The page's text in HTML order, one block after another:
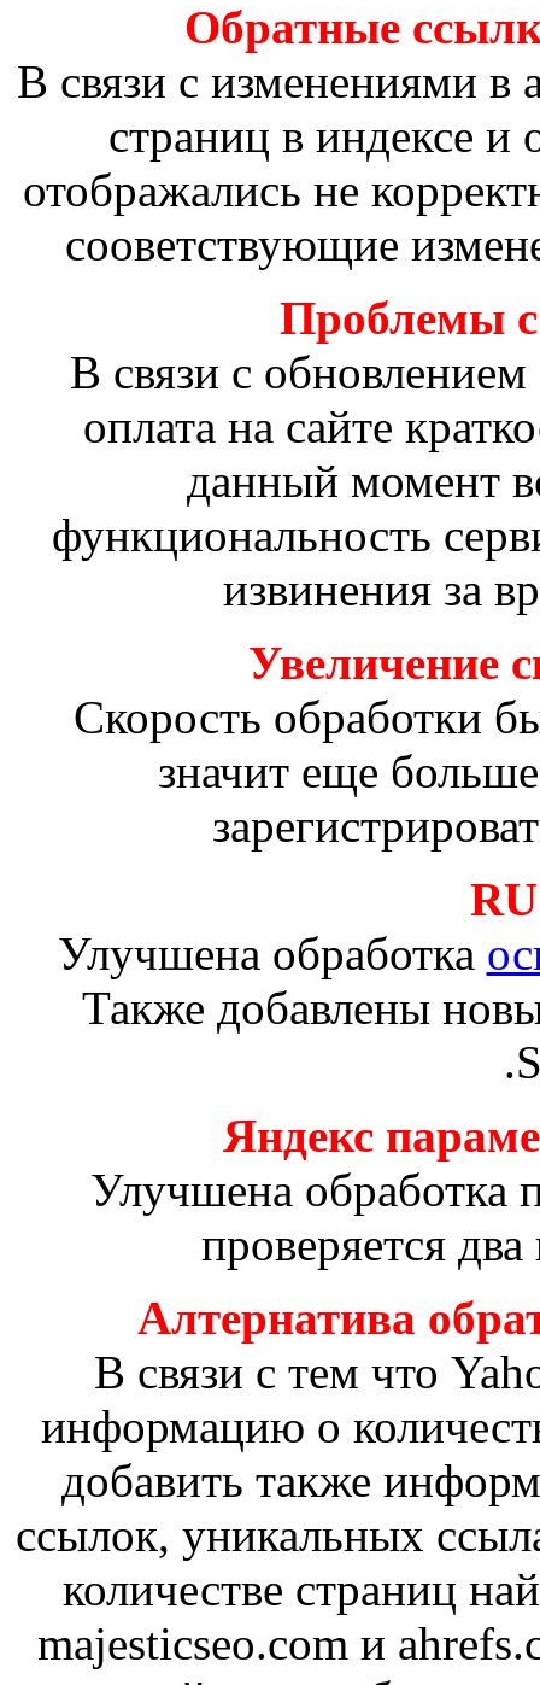
Обратные
В связи с изменениями в
страниц в индексе
отображались не
сооветствующие
Проблемы с
В связи с
оплата на сайте
данный момент
функциональность
извинения за
Увеличение
Скорость обработки
значит еще
Улучшена обработка
Также добавлены
Яндекс
Улучшена обработка
проверяется
Алтернатива
В связи с тем что
информацию о
добавить также
ссылок, уникальных
количестве страниц
majesticseo.com и